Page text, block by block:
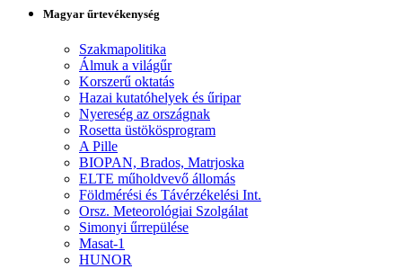
Magyar űrtevékenység
Szakmapolitika
Álmuk a világűr
Korszerű oktatás
Hazai kutatóhelyek és űripar
Nyereség az országnak
Rosetta üstökösprogram
A Pille
BIOPAN, Brados, Matrjoska
ELTE műholdvevő állomás
Földmérési és Távérzékelési Int.
Orsz. Meteorológiai Szolgálat
Simonyi űrrepülése
Masat-1
HUNOR